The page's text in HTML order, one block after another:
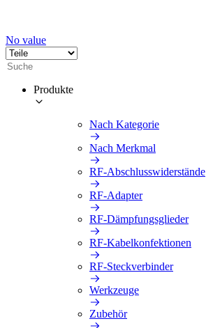
No value
Produkte
Nach Kategorie
Nach Merkmal
RF-Abschlusswiderstände
RF-Adapter
RF-Dämpfungsglieder
RF-Kabelkonfektionen
RF-Steckverbinder
Werkzeuge
Zubehör